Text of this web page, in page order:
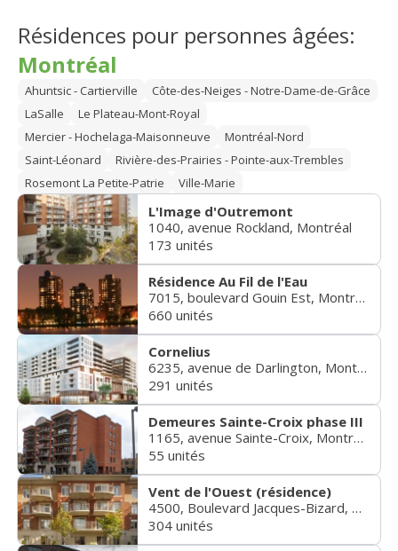
Résidences pour personnes âgées:
Montréal
Ahuntsic - Cartierville
Côte-des-Neiges - Notre-Dame-de-Grâce
LaSalle
Le Plateau-Mont-Royal
Mercier - Hochelaga-Maisonneuve
Montréal-Nord
Saint-Léonard
Rivière-des-Prairies - Pointe-aux-Trembles
Rosemont La Petite-Patrie
Ville-Marie
L'Image d'Outremont
1040, avenue Rockland, Montréal
173 unités
Résidence Au Fil de l'Eau
7015, boulevard Gouin Est, Montréal
660 unités
Cornelius
6235, avenue de Darlington, Montréal
291 unités
Demeures Sainte-Croix phase III
1165, avenue Sainte-Croix, Montréal
55 unités
Vent de l'Ouest (résidence)
4500, Boulevard Jacques-Bizard, Montréal
304 unités